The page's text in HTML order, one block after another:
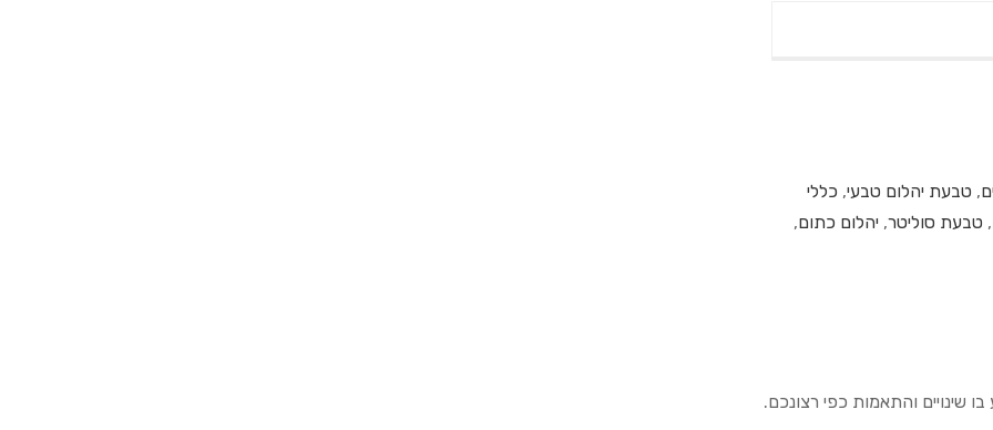
, טבעת יהלום טבעי, כללי
, טבעת סוליטר, יהלום כתום,
שינויים והתאמות כפי רצונכם.